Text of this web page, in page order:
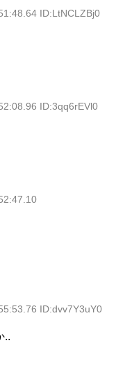
ID:LtNCLZBj0
ID:3qq6rEVl0
ID:dvv7Y3uY0
..